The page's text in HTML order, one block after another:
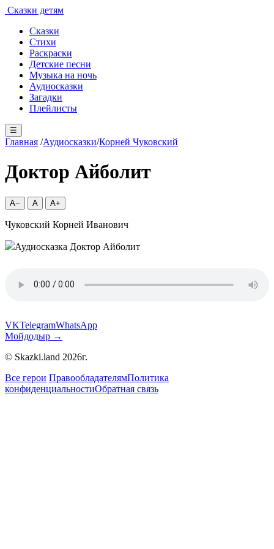
Сказки детям
Сказки
Стихи
Раскраски
Детские песни
Музыка на ночь
Аудиосказки
Загадки
Плейлисты
☰
Главная /Аудиосказки/Корней Чуковский
Доктор Айболит
A− A A+
Чуковский Корней Иванович
VKTelegramWhatsApp
Мойдодыр →
© Skazki.land 2026г.
Все герои ПравообладателямПолитика
конфиденциальностиОбратная связь